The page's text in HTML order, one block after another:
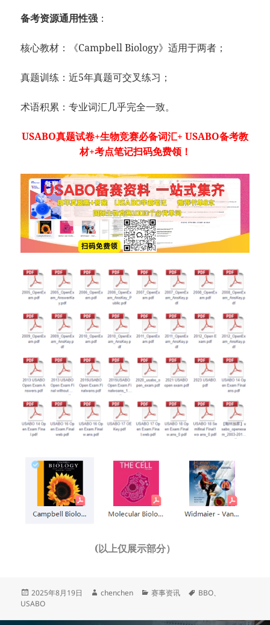
备考资源通用性强 ：
核心教材：《Campbell Biology》适用于两者；
真题训练：近5年真题可交叉练习；
术语积累：专业词汇几乎完全一致。
USABO真题试卷+生物竞赛必备词汇+ USABO备考教
材+考点笔记扫码免费领！
(以上仅展示部分）
发
布
2025年8月19日
作
chenchen
分
赛事资讯
标
BBO、
USABO